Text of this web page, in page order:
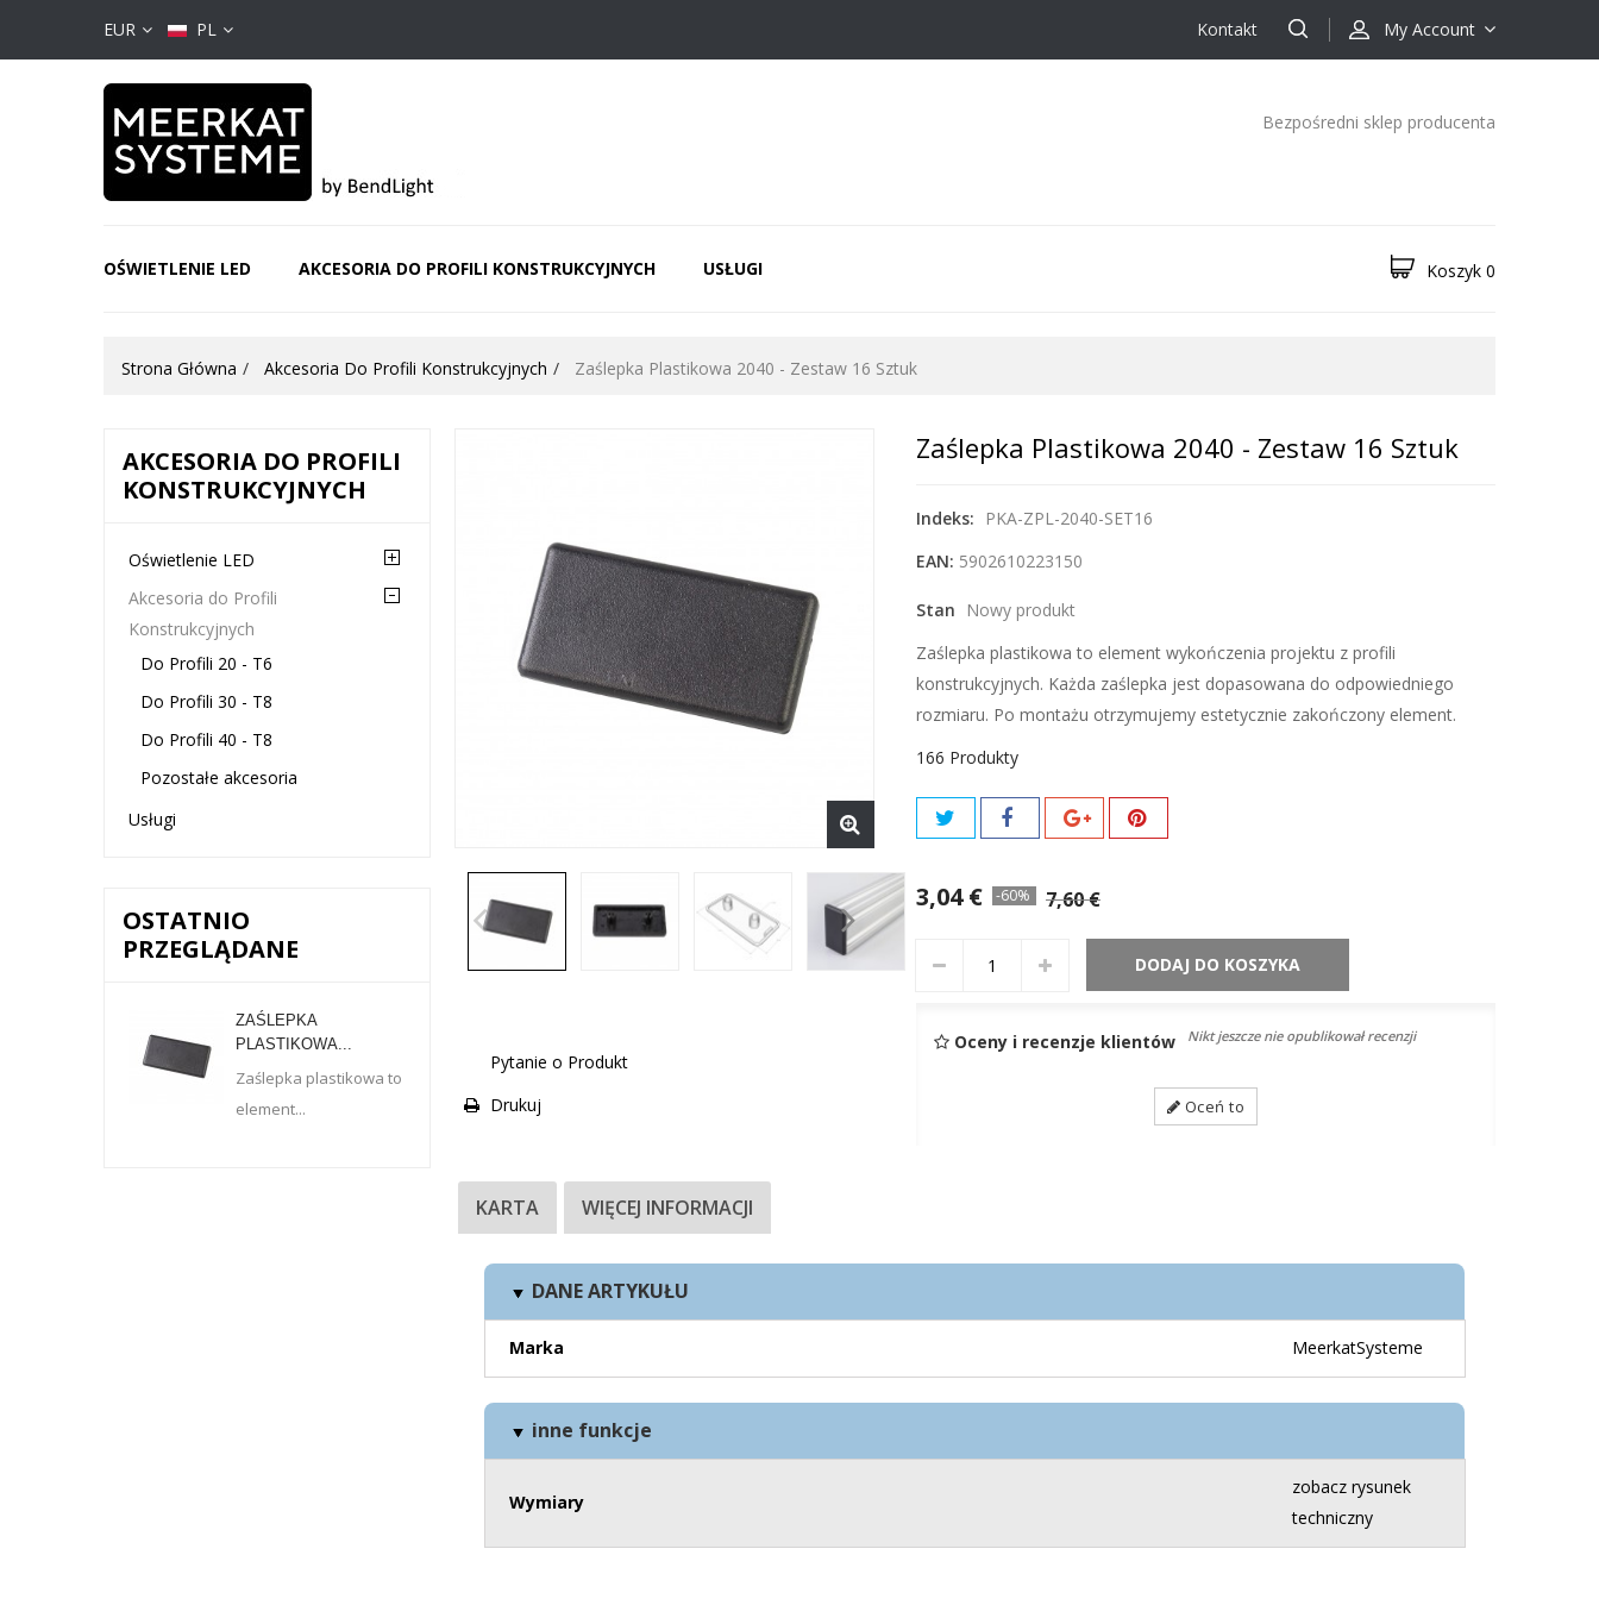
My Account
EUR PL Kontakt
Bezpośredni sklep producenta
OŚWIETLENIE LED AKCESORIA DO PROFILI KONSTRUKCYJNYCH USŁUGI Koszyk 0
Strona Główna Akcesoria Do Profili Konstrukcyjnych Zaślepka Plastikowa 2040 - Zestaw 16 Sztuk
AKCESORIA DO PROFILI
KONSTRUKCYJNYCH
Oświetlenie LED
Akcesoria do Profili
Konstrukcyjnych
Do Profili 20 - T6
Do Profili 30 - T8
Do Profili 40 - T8
Pozostałe akcesoria
Usługi
OSTATNIO
PRZEGLĄDANE
ZAŚLEPKA
PLASTIKOWA...
Zaślepka plastikowa to
element...
Pytanie o Produkt
Drukuj
Zaślepka Plastikowa 2040 - Zestaw 16 Sztuk
Indeks:
PKA-ZPL-2040-SET16
EAN: 5902610223150
Stan
Nowy produkt
Zaślepka plastikowa to element wykończenia projektu z profili
konstrukcyjnych. Każda zaślepka jest dopasowana do odpowiedniego
rozmiaru. Po montażu otrzymujemy estetycznie zakończony element.
166 Produkty
3,04 € -60% 7,60 €
DODAJ DO KOSZYKA
Oceny i recenzje klientów Nikt jeszcze nie opublikował recenzji
Oceń to
KARTA WIĘCEJ INFORMACJI
DANE ARTYKUŁU
Marka MeerkatSysteme
inne funkcje
Wymiary
zobacz rysunek
techniczny